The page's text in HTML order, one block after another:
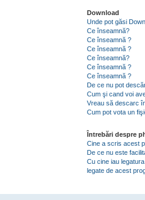
Download
Unde pot găsi
Ce înseamnă?
Ce înseamnă ?
Ce înseamnă ?
Ce înseamnă?
Ce înseamnă ?
Ce înseamnă ?
De ce nu pot
Cum şi cand voi
Vreau să descarc
Cum pot vota un
Întrebări despre
Cine a scris acest
De ce nu este
Cu cine iau
legate de acest